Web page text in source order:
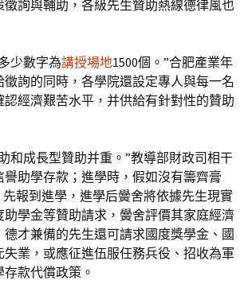
詢與輔助，各級先生贊助熱線德律風也
少數字為講授場地1500個。”合肥產業年
詢的同時，各學院還設定專人與每一名
經濟艱苦水平，并供給有針對性的贊助
和成長型贊助并重。”教導部財政司相干
助學存款；進學時，假如沒有籌齊膏
報到進學，進學后黌舍將依據先生現實
學金等贊助請求，黌舍評價其家庭經濟
才兼備的先生還可請求國度獎學金、國
業，或應征進伍服任務兵役、招收為軍
款代償政策。